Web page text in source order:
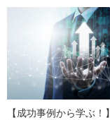
【成功事例から学ぶ！